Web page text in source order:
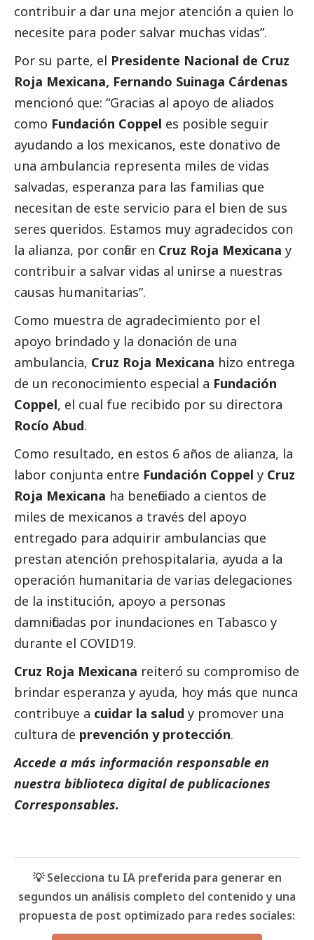
contribuir a dar una mejor atención a quien lo
necesite para poder salvar muchas vidas”.
Por su parte, el Presidente Nacional de Cruz
Roja Mexicana, Fernando Suinaga Cárdenas
mencionó que: “Gracias al apoyo de aliados
como Fundación Coppel es posible seguir
ayudando a los mexicanos, este donativo de
una ambulancia representa miles de vidas
salvadas, esperanza para las familias que
necesitan de este servicio para el bien de sus
seres queridos. Estamos muy agradecidos con
la alianza, por confiar en Cruz Roja Mexicana y
contribuir a salvar vidas al unirse a nuestras
causas humanitarias”.
Como muestra de agradecimiento por el
apoyo brindado y la donación de una
ambulancia, Cruz Roja Mexicana hizo entrega
de un reconocimiento especial a Fundación
Coppel, el cual fue recibido por su directora
Rocío Abud.
Como resultado, en estos 6 años de alianza, la
labor conjunta entre Fundación Coppel y Cruz
Roja Mexicana ha beneficiado a cientos de
miles de mexicanos a través del apoyo
entregado para adquirir ambulancias que
prestan atención prehospitalaria, ayuda a la
operación humanitaria de varias delegaciones
de la institución, apoyo a personas
damnificadas por inundaciones en Tabasco y
durante el COVID19.
Cruz Roja Mexicana reiteró su compromiso de
brindar esperanza y ayuda, hoy más que nunca
contribuye a cuidar la salud y promover una
cultura de prevención y protección.
Accede a más información responsable en
nuestra biblioteca digital de publicaciones
Corresponsables.
💡 Selecciona tu IA preferida para generar en
segundos un análisis completo del contenido y una
propuesta de post optimizado para redes sociales: